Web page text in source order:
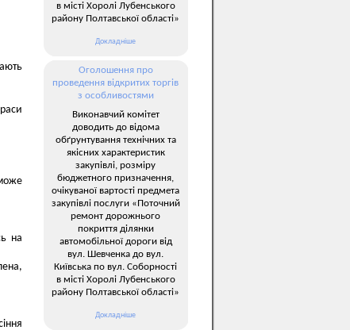
на
в місті Хоролі Лубенського
району Полтавської області»
Докладніше
Оголошення про
проведення відкритих торгів
з особливостями
Виконавчий комітет
доводить до відома
обґрунтування технічних та
якісних характеристик
закупівлі, розміру
бюджетного призначення,
очікуваної вартості предмета
закупівлі послуги «Поточний
ремонт дорожнього
покриття ділянки
автомобільної дороги від
вул. Шевченка до вул.
Київська по вул. Соборності
в місті Хоролі Лубенського
району Полтавської області»
Докладніше